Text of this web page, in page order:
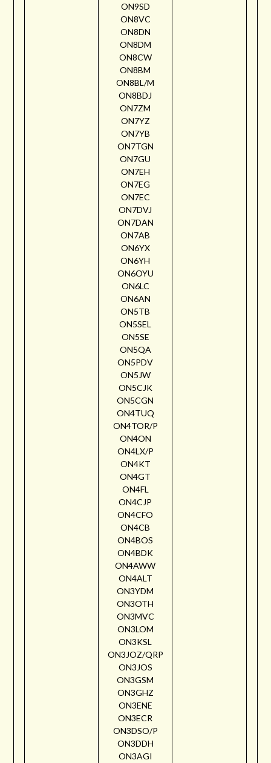
ON9SD
ON8VC
ON8DN
ON8DM
ON8CW
ON8BM
ON8BL/M
ON8BDJ
ON7ZM
ON7YZ
ON7YB
ON7TGN
ON7GU
ON7EH
ON7EG
ON7EC
ON7DVJ
ON7DAN
ON7AB
ON6YX
ON6YH
ON6OYU
ON6LC
ON6AN
ON5TB
ON5SEL
ON5SE
ON5QA
ON5PDV
ON5JW
ON5CJK
ON5CGN
ON4TUQ
ON4TOR/P
ON4ON
ON4LX/P
ON4KT
ON4GT
ON4FL
ON4CJP
ON4CFO
ON4CB
ON4BOS
ON4BDK
ON4AWW
ON4ALT
ON3YDM
ON3OTH
ON3MVC
ON3LOM
ON3KSL
ON3JOZ/QRP
ON3JOS
ON3GSM
ON3GHZ
ON3ENE
ON3ECR
ON3DSO/P
ON3DDH
ON3AGI